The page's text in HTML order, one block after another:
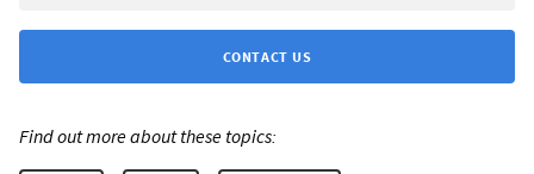
CONTACT US
Find out more about these topics: